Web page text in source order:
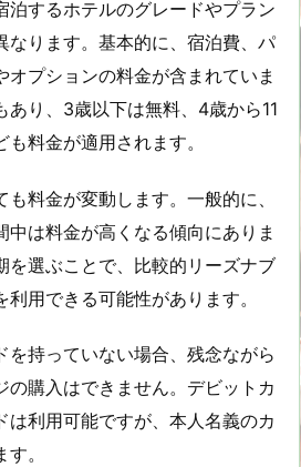
泊するホテルのグレードやプラン
なります。基本的に、宿泊費、パ
オプションの料金が含まれていま
あり、3歳以下は無料、4歳から11
料金が適用されます。
料金が変動します。一般的に、
は料金が高くなる傾向にありま
を選ぶことで、比較的リーズナブ
用できる可能性があります。
を持っていない場合、残念ながら
の購入はできません。デビットカ
は利用可能ですが、本人名義のカ
。